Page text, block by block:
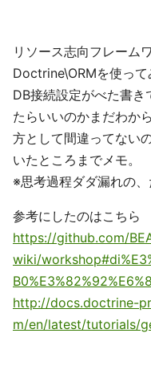
リソース志向フレーム
Doctrine\ORMを使って
DB接続設定がべた書き
たらいいのかまだわか
方として間違ってない
いたところまでメモ。
※思考過程ダダ漏れの、
参考にしたのはこちら
https://github.com/
wiki/
http://docs.doctrine-
m/en/latest/tutorials/